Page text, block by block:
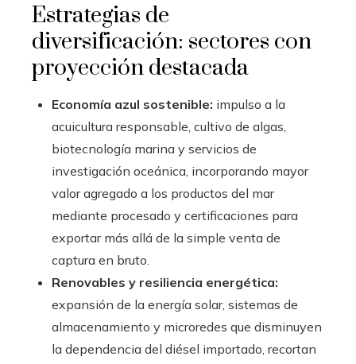
Estrategias de
diversificación: sectores con
proyección destacada
Economía azul sostenible: impulso a la
acuicultura responsable, cultivo de algas,
biotecnología marina y servicios de
investigación oceánica, incorporando mayor
valor agregado a los productos del mar
mediante procesado y certificaciones para
exportar más allá de la simple venta de
captura en bruto.
Renovables y resiliencia energética:
expansión de la energía solar, sistemas de
almacenamiento y microredes que disminuyen
la dependencia del diésel importado, recortan